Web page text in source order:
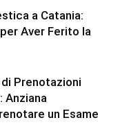
a Catania:
Aver Ferito la
Prenotazioni
Anziana
un Esame